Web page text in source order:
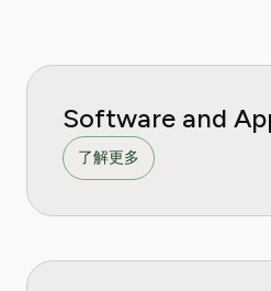
Software and
了解更多